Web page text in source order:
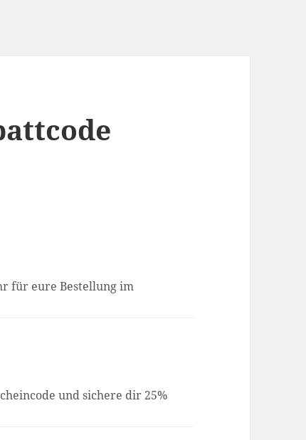
für eure Bestellung im
und sichere dir 25%